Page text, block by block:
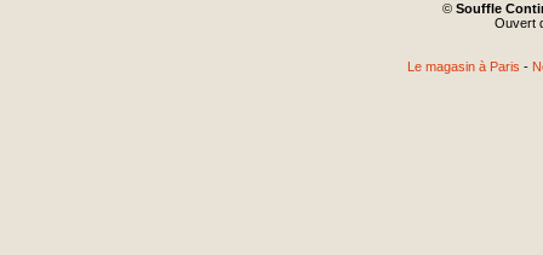
© Souffle
Ouvert
Le magasin à Paris -